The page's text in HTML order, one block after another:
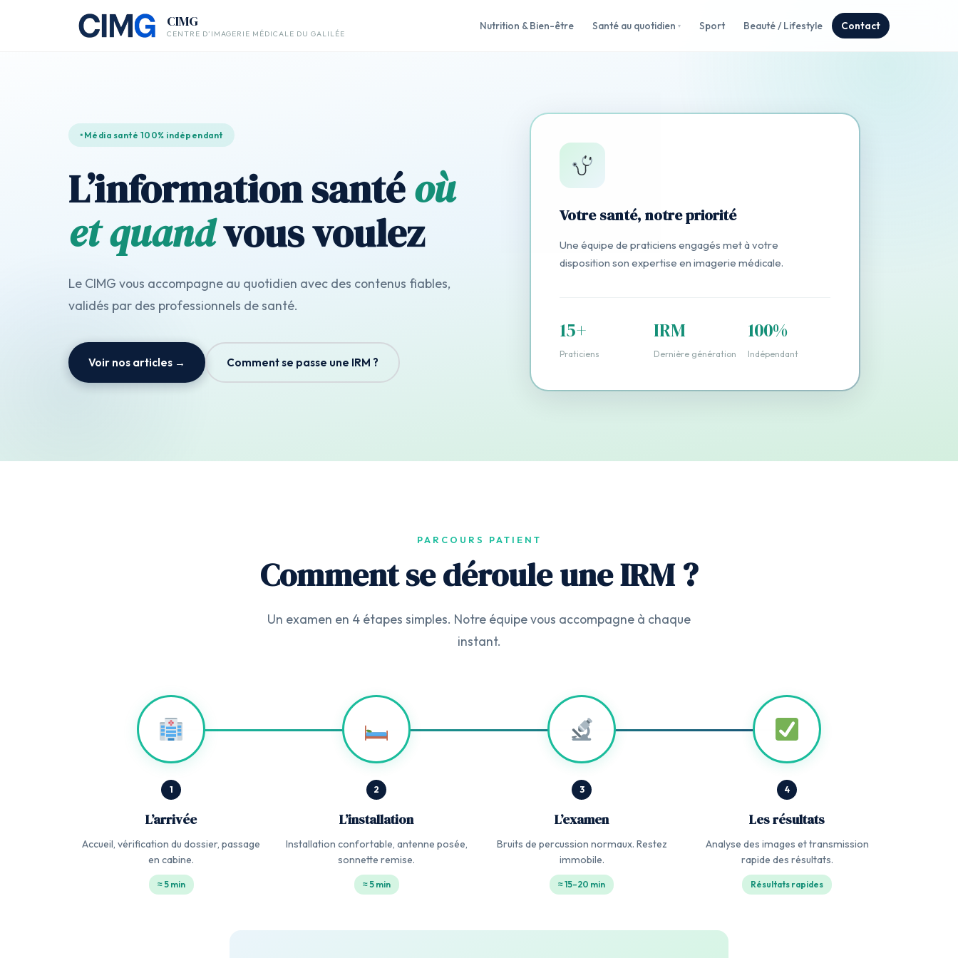
CIMG
CENTRE D’IMAGERIE MÉDICALE DU GALILÉE
Nutrition & Bien-être Santé au quotidien Sport Beauté / Lifestyle Contact
Média santé 100% indépendant
L’information santéoù
et quandvous voulez
Le CIMG vous accompagne au quotidien avec des contenus fiables,
validés par des professionnels de santé.
Voir nos articles → Comment se passe une IRM ?
Votre santé, notre priorité
Une équipe de praticiens engagés met à votre
disposition son expertise en imagerie médicale.
15+
Praticiens
IRM
Dernière génération
100%
Indépendant
PARCOURS PATIENT
Comment se déroule une IRM ?
Un examen en 4 étapes simples. Notre équipe vous accompagne à chaque
instant.
1
L’arrivée
Accueil, vérification du dossier, passage
en cabine.
≈ 5 min
2
L’installation
Installation confortable, antenne posée,
sonnette remise.
≈ 5 min
3
L’examen
Bruits de percussion normaux. Restez
immobile.
≈ 15–20 min
4
Les résultats
Analyse des images et transmission
rapide des résultats.
Résultats rapides